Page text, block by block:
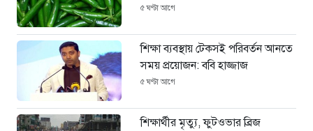
৫ ঘণ্টা আগে
শিক্ষা ব্যবস্থায় টেকসই পরিবর্তন আনতে
সময় প্রয়োজন: ববি হাজ্জাজ
৫ ঘণ্টা আগে
শিক্ষার্থীর মৃত্যু, ফুটওভার ব্রিজ